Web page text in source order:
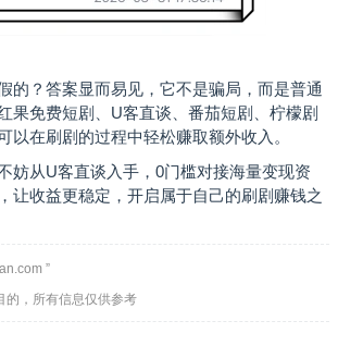
的？答案显而易见，它不是骗局，而是普通
果免费短剧、U客直谈、番茄短剧、柠檬剧
以在刷剧的过程中轻松赚取额外收入。
妨从U客直谈入手，0门槛对接海量变现资
让收益更稳定，开启属于自己的刷剧赚钱之
”
的，所有信息仅供参考